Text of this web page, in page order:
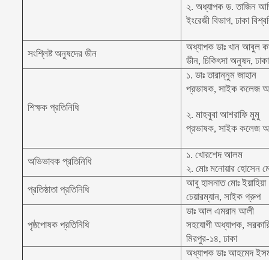
২. অধ্যাপক ড. তাজিন
ইংরেজী বিভাগ, ঢাকা
সংশ্লিষ্ট অনুষদের ডীন
অধ্যাপক ডাঃ খান আবুল
ডীন, চিকিৎসা অনুষদ,
শিক্ষক প্রতিনিধি
১. ডাঃ তারান্নুম জাহান
প্রভাষক, সাইক কলেজ
২. মাহবুবা আশরাফি মুমু
প্রভাষক, সাইক কলেজ অব
অভিভাবক প্রতিনিধি
১. খোরশেদ আলম
২. মোঃ মনোয়ার হোসেন
প্রতিষ্ঠাতা প্রতিনিধি
আবু হাসনাত মোঃ ইয়াহিয়া
চেয়ারম্যান, সাইক গ্রুপ
পৃষ্ঠপোষক প্রতিনিধি
ডাঃ আল এমরান আলী
সহযোগী অধ্যাপক,
মিরপুর-১৪, ঢাকা
অধ্যাপক ডাঃ আহমেদ